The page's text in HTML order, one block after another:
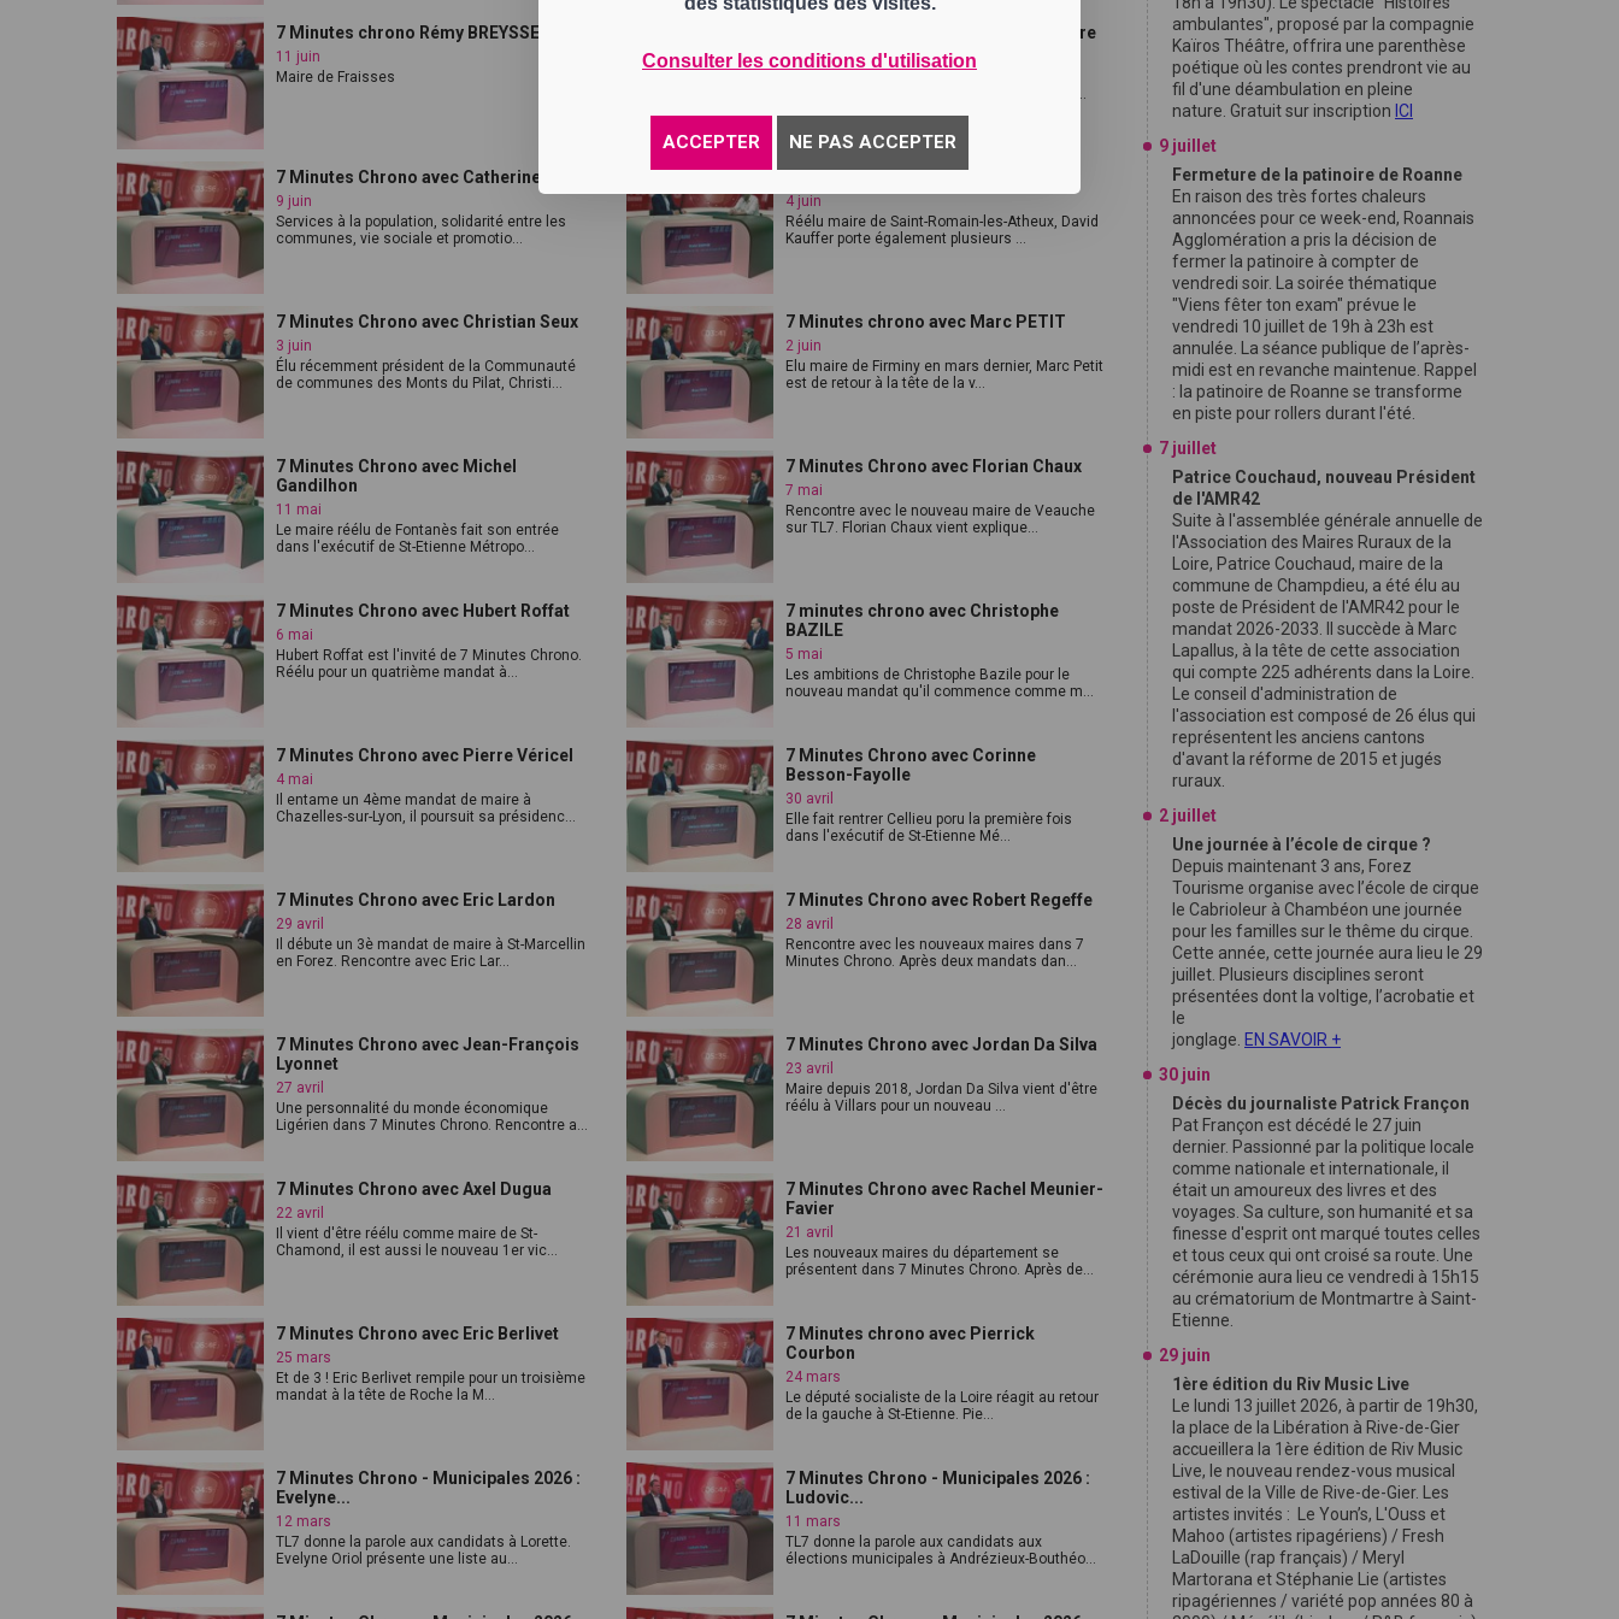
Consulter les conditions d'utilisation
ACCEPTER NE PAS ACCEPTER
7 Minutes chrono Rémy BREYSSE
11 juin
Maire de Fraisses
7 Minutes Chrono avec Bruno Roncière
10 juin
évoque les premiers mois de son mandat e...
7 Minutes Chrono avec Catherine Raze
9 juin
Services à la population, solidarité entre les
communes, vie sociale et promotio...
4 juin
Réélu maire de Saint-Romain-les-Atheux, David
Kauffer porte également plusieurs ...
7 Minutes Chrono avec Christian Seux
3 juin
Élu récemment président de la Communauté
de communes des Monts du Pilat, Christi...
7 Minutes chrono avec Marc PETIT
2 juin
Elu maire de Firminy en mars dernier, Marc Petit
est de retour à la tête de la v...
7 Minutes Chrono avec Michel
Gandilhon
11 mai
Le maire réélu de Fontanès fait son entrée
dans l'exécutif de St-Etienne Métropo...
7 Minutes Chrono avec Florian Chaux
7 mai
Rencontre avec le nouveau maire de Veauche
sur TL7. Florian Chaux vient explique...
7 Minutes Chrono avec Hubert Roffat
6 mai
Hubert Roffat est l'invité de 7 Minutes Chrono.
Réélu pour un quatrième mandat à...
7 minutes chrono avec Christophe
BAZILE
5 mai
Les ambitions de Christophe Bazile pour le
nouveau mandat qu'il commence comme m...
7 Minutes Chrono avec Pierre Véricel
4 mai
Il entame un 4ème mandat de maire à
Chazelles-sur-Lyon, il poursuit sa présidenc...
7 Minutes Chrono avec Corinne
Besson-Fayolle
30 avril
Elle fait rentrer Cellieu poru la première fois
dans l'exécutif de St-Etienne Mé...
7 Minutes Chrono avec Eric Lardon
29 avril
Il débute un 3è mandat de maire à St-Marcellin
en Forez. Rencontre avec Eric Lar...
7 Minutes Chrono avec Robert Regeffe
28 avril
Rencontre avec les nouveaux maires dans 7
Minutes Chrono. Après deux mandats dan...
7 Minutes Chrono avec Jean-François
Lyonnet
27 avril
Une personnalité du monde économique
Ligérien dans 7 Minutes Chrono. Rencontre a...
7 Minutes Chrono avec Jordan Da Silva
23 avril
Maire depuis 2018, Jordan Da Silva vient d'être
réélu à Villars pour un nouveau ...
7 Minutes Chrono avec Axel Dugua
22 avril
Il vient d'être réélu comme maire de St-
Chamond, il est aussi le nouveau 1er vic...
7 Minutes Chrono avec Rachel Meunier-
Favier
21 avril
Les nouveaux maires du département se
présentent dans 7 Minutes Chrono. Après de...
7 Minutes Chrono avec Eric Berlivet
25 mars
Et de 3 ! Eric Berlivet rempile pour un troisième
mandat à la tête de Roche la M...
7 Minutes chrono avec Pierrick
Courbon
24 mars
Le député socialiste de la Loire réagit au retour
de la gauche à St-Etienne. Pie...
7 Minutes Chrono - Municipales 2026 :
Evelyne...
12 mars
TL7 donne la parole aux candidats à Lorette.
Evelyne Oriol présente une liste au...
7 Minutes Chrono - Municipales 2026 :
Ludovic...
11 mars
TL7 donne la parole aux candidats aux
élections municipales à Andrézieux-Bouthéo...
ambulantes", proposé par la compagnie
Kaïros Théâtre, offrira une parenthèse
poétique où les contes prendront vie au
fil d'une déambulation en pleine
nature. Gratuit sur inscription ICI
9 juillet
Fermeture de la patinoire de Roanne
En raison des très fortes chaleurs
annoncées pour ce week-end, Roannais
Agglomération a pris la décision de
fermer la patinoire à compter de
vendredi soir. La soirée thématique
"Viens fêter ton exam" prévue le
vendredi 10 juillet de 19h à 23h est
annulée. La séance publique de l’après-
midi est en revanche maintenue. Rappel
: la patinoire de Roanne se transforme
en piste pour rollers durant l'été.
7 juillet
Patrice Couchaud, nouveau Président
de l'AMR42
Suite à l'assemblée générale annuelle de
l'Association des Maires Ruraux de la
Loire, Patrice Couchaud, maire de la
commune de Champdieu, a été élu au
poste de Président de l'AMR42 pour le
mandat 2026-2033. Il succède à Marc
Lapallus, à la tête de cette association
qui compte 225 adhérents dans la Loire.
Le conseil d'administration de
l'association est composé de 26 élus qui
représentent les anciens cantons
d'avant la réforme de 2015 et jugés
ruraux.
2 juillet
Une journée à l’école de cirque ?
Depuis maintenant 3 ans, Forez
Tourisme organise avec l’école de cirque
le Cabrioleur à Chambéon une journée
pour les familles sur le thême du cirque.
Cette année, cette journée aura lieu le 29
juillet. Plusieurs disciplines seront
présentées dont la voltige, l’acrobatie et
le
jonglage. EN SAVOIR +
30 juin
Décès du journaliste Patrick Françon
Pat Françon est décédé le 27 juin
dernier. Passionné par la politique locale
comme nationale et internationale, il
était un amoureux des livres et des
voyages. Sa culture, son humanité et sa
finesse d'esprit ont marqué toutes celles
et tous ceux qui ont croisé sa route. Une
cérémonie aura lieu ce vendredi à 15h15
au crématorium de Montmartre à Saint-
Etienne.
29 juin
1ère édition du Riv Music Live
Le lundi 13 juillet 2026, à partir de 19h30,
la place de la Libération à Rive-de-Gier
accueillera la 1ère édition de Riv Music
Live, le nouveau rendez-vous musical
estival de la Ville de Rive-de-Gier. Les
artistes invités : Le Youn’s, L'Ouss et
Mahoo (artistes ripagériens) / Fresh
LaDouille (rap français) / Meryl
Martorana et Stéphanie Lie (artistes
ripagériennes / variété pop années 80 à